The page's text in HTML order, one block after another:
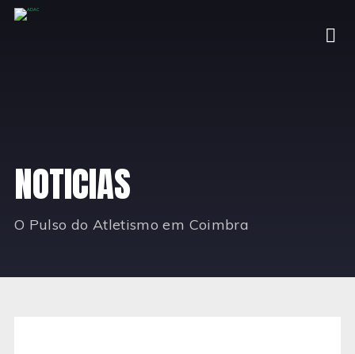
NOTICIAS
O Pulso do Atletismo em Coimbra